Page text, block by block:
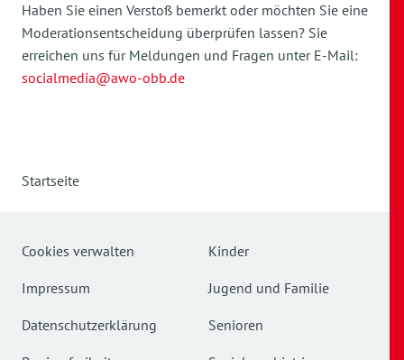
Haben Sie einen Verstoß bemerkt oder möchten Sie eine
Moderationsentscheidung überprüfen lassen? Sie
erreichen uns für Meldungen und Fragen unter E-Mail:
socialmedia@awo-obb.de
Startseite
Cookies verwalten
Impressum
Datenschutzerklärung
Kinder
Jugend und Familie
Senioren